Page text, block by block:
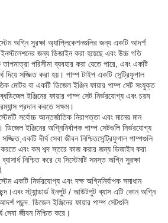
অগ্নি সুরক্ষা অ্যাপ্লিকেশনগুলির জন্য একটি আদর্শ
জন্য ডিজাইন করা হয়েছে এবং উচ্চ গতি
পরিসীমা ব্যবহার করা যেতে পারে, এবং একটি
দিয়ে সজ্জিত করা হয়। পাম্প টাইপ একটি সেন্ট্রিফুগাল
মোটর বা একটি ডিজেল ইঞ্জিন ফায়ার পাম্প সেট সংযুক্ত
ইঞ্জিনের ফায়ার পাম্প সেট নির্ভরযোগ্য এবং চরম
প্রদান করতে সক্ষম।
সর্বোচ্চ আন্তর্জাতিক নিরাপত্তা এবং মানের মান
ইঞ্জিনের অগ্নিনির্বাপক পাম্প সেটগুলি নির্ভরযোগ্য
দীর্ঘ সেবা জীবন নিশ্চিতসেন্ট্রিফুগাল পাম্পগুলি
করতে এবং কম শব্দ স্তরে কাজ করার জন্য ডিজাইন করা
নিশ্চিত করে যে সিস্টেমটি সমস্ত অগ্নি সুরক্ষা
একটি নির্ভরযোগ্য এবং দক্ষ অগ্নিনির্বাপক সমাধান
স্ট্যান্ডার্ড ইনপুট / আউটপুট ব্যাস এটি কোন অগ্নি
পছন্দ. ডিজেল ইঞ্জিনের ফায়ার পাম্প সেটগুলি
সেবা জীবন নিশ্চিত করে।